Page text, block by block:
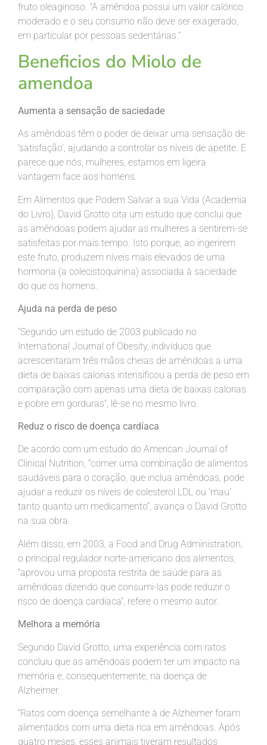
fruto oleaginoso. “A amêndoa possui um valor calórico
moderado e o seu consumo não deve ser exagerado,
em particular por pessoas sedentárias.”
Beneficios do Miolo de
amendoa
Aumenta a sensação de saciedade
As amêndoas têm o poder de deixar uma sensação de
‘satisfação’, ajudando a controlar os níveis de apetite. E
parece que nós, mulheres, estamos em ligeira
vantagem face aos homens.
Em Alimentos que Podem Salvar a sua Vida (Academia
do Livro), David Grotto cita um estudo que conclui que
as amêndoas podem ajudar as mulheres a sentirem-se
satisfeitas por mais tempo. Isto porque, ao ingerirem
este fruto, produzem níveis mais elevados de uma
hormona (a colecistoquinina) associada à saciedade
do que os homens.
Ajuda na perda de peso
“Segundo um estudo de 2003 publicado no
International Journal of Obesity, indivíduos que
acrescentaram três mãos cheias de amêndoas a uma
dieta de baixas calorias intensificou a perda de peso em
comparação com apenas uma dieta de baixas calorias
e pobre em gorduras”, lê-se no mesmo livro.
Reduz o risco de doença cardíaca
De acordo com um estudo do American Journal of
Clinical Nutrition, “comer uma combinação de alimentos
saudáveis para o coração, que inclua amêndoas, pode
ajudar a reduzir os níveis de colesterol LDL ou ‘mau’
tanto quanto um medicamento”, avança o David Grotto
na sua obra.
Além disso, em 2003, a Food and Drug Administration,
o principal regulador norte-americano dos alimentos,
“aprovou uma proposta restrita de saúde para as
amêndoas dizendo que consumi-las pode reduzir o
risco de doença cardíaca“, refere o mesmo autor.
Melhora a memória
Segundo David Grotto, uma experiência com ratos
concluiu que as amêndoas podem ter um impacto na
memória e, consequentemente, na doença de
Alzheimer.
“Ratos com doença semelhante à de Alzheimer foram
alimentados com uma dieta rica em amêndoas. Após
quatro meses, esses animais tiveram resultados